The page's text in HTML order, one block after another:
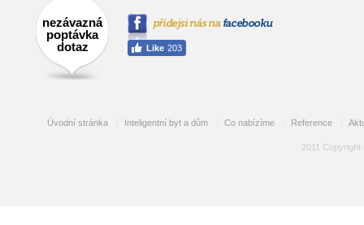
nezávazná
poptávka
dotaz
Úvodní stránka Inteligentní byt a dům Co nabízíme Reference
2011